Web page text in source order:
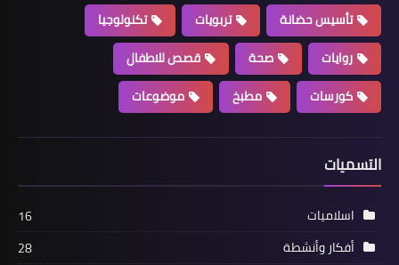
تأسيس حضانة
تربويات
تكنولوجيا
روايات
صحة
قصص للاطفال
كورسات
مطبخ موضوعات
التسميات
اسلاميات
16
أفكار وأنشطة
28